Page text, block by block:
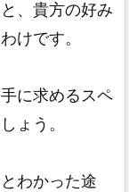
、貴方の好み
けです。
に求めるスペ
ょう。
わかった途